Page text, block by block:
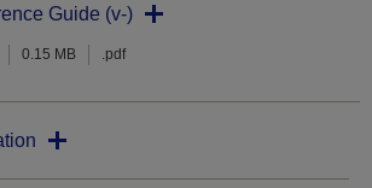
Guide (v-)
0.15 MB .pdf